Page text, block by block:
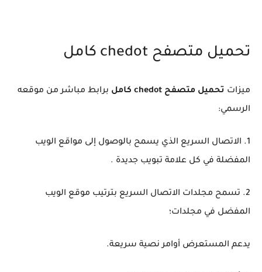
تحميل متصفح chedot كامل
ميزات تحميل متصفح chedot كامل
برابط مباشر من موقعه
الرسمي:
1. الاتصال السريع الذي يسمح بالوصول إلى مواقع الويب
المفضلة في كل علامة تبويب جديدة .
2. تسمح مجلدات الاتصال السريع بترتيب موقع الويب
المفضل في مجلدات؛
يدعم المستعرض أوامر نصية سريعة.